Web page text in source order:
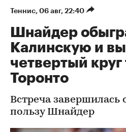
Теннис 06 авг, 22:40
Шнайдер
Калинскую и
четвертый круг
Торонто
Встреча завершилась
пользу Шнайдер